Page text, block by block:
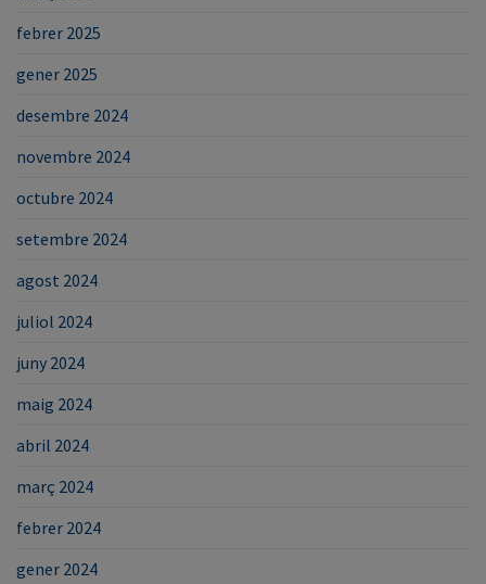
febrer 2025
gener 2025
desembre 2024
novembre 2024
octubre 2024
setembre 2024
agost 2024
juliol 2024
juny 2024
maig 2024
abril 2024
març 2024
febrer 2024
gener 2024